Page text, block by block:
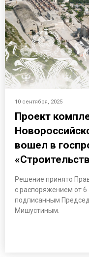
10 сентября, 2025
Проект
вошел в
Решение принято
с распоряжением от
подписанным
Мишустиным.